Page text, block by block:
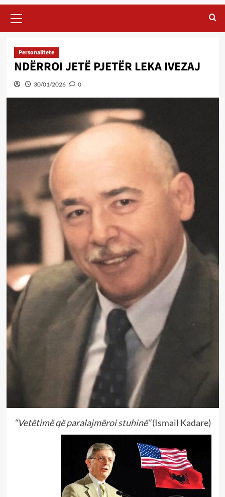
Menu
Personalitete
NDËRROI JETË PJETËR LEKA IVEZAJ
30/01/2026 0
“Vetëtimë që paralajmëroi stuhinë”(Ismail Kadare)